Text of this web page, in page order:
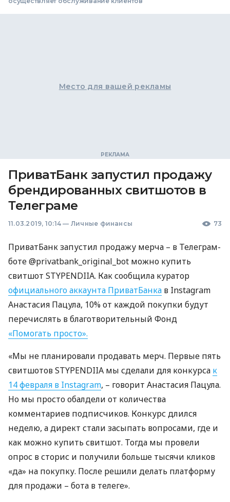
Место для вашей рекламы
ПриватБанк запустил продажу
брендированных свитшотов в
Телеграме
11.03.2019, 10:14 — Личные финансы 73
ПриватБанк запустил продажу мерча – в Телеграм-
боте @privatbank_original_bot можно купить
свитшот STYPENDIIA. Как сообщила куратор
официального аккаунта ПриватБанка в Instagram
Анастасия Пацула, 10% от каждой покупки будут
перечислять в благотворительный Фонд
«Помогать просто».
«Мы не планировали продавать мерч. Первые пять
свитшотовSTYPENDIIA мы сделали для конкурса к
14 февраля в Instagram, – говорит Анастасия Пацула.
Но мы просто обалдели от количества
комментариев подписчиков. Конкурс длился
неделю, а директ стали засыпать вопросами, где и
как можно купить свитшот. Тогда мы провели
опрос в сторис и получили больше тысячи кликов
«да» на покупку. После решили делать платформу
для продажи – бота в телеге».